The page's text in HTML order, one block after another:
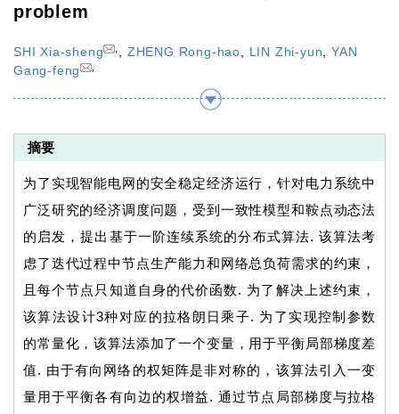
problem
SHI Xia-sheng ZHENG Rong-hao LIN Zhi-yun ,YAN
Gang-feng
摘要
为了实现智能电网的安全稳定经济运行，针对电力系统中
广泛研究的经济调度问题，受到一致性模型和鞍点动态法
的启发，提出基于一阶连续系统的分布式算法. 该算法考
虑了迭代过程中节点生产能力和网络总负荷需求的约束，
且每个节点只知道自身的代价函数. 为了解决上述约束，
该算法设计3种对应的拉格朗日乘子. 为了实现控制参数
的常量化，该算法添加了一个变量，用于平衡局部梯度差
值. 由于有向网络的权矩阵是非对称的，该算法引入一变
量用于平衡各有向边的权增益. 通过节点局部梯度与拉格